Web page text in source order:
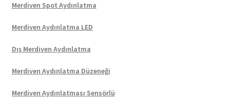
Merdiven Spot Aydınlatma
Merdiven Aydınlatma LED
Dış Merdiven Aydınlatma
Merdiven Aydınlatma Düzeneği
Merdiven Aydınlatması Sensörlü